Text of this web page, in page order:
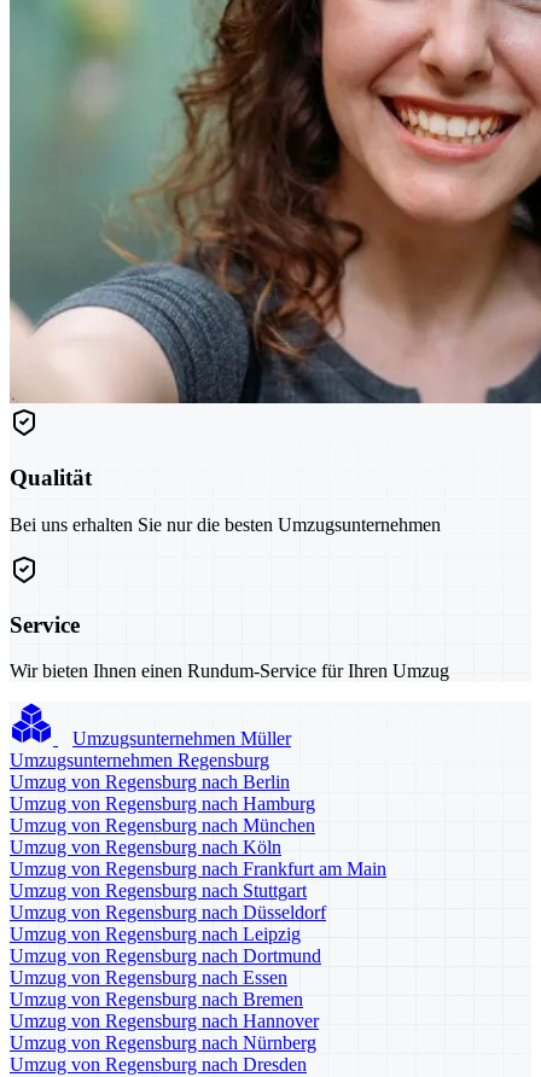
Qualität
Bei uns erhalten Sie nur die besten Umzugsunternehmen
Service
Wir bieten Ihnen einen Rundum-Service für Ihren Umzug
Umzugsunternehmen Müller
Umzugsunternehmen Regensburg
Umzug von Regensburg nach Berlin
Umzug von Regensburg nach Hamburg
Umzug von Regensburg nach München
Umzug von Regensburg nach Köln
Umzug von Regensburg nach Frankfurt am Main
Umzug von Regensburg nach Stuttgart
Umzug von Regensburg nach Düsseldorf
Umzug von Regensburg nach Leipzig
Umzug von Regensburg nach Dortmund
Umzug von Regensburg nach Essen
Umzug von Regensburg nach Bremen
Umzug von Regensburg nach Hannover
Umzug von Regensburg nach Nürnberg
Umzug von Regensburg nach Dresden